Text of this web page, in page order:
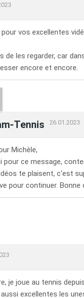
vos excellentes
de les regarder, car
encore et encore.
Tennis 26.01.2023
Michèle,
pour ce message,
te plaisent, c'est
pour continuer. Bonne
je joue au tennis
excellentes les